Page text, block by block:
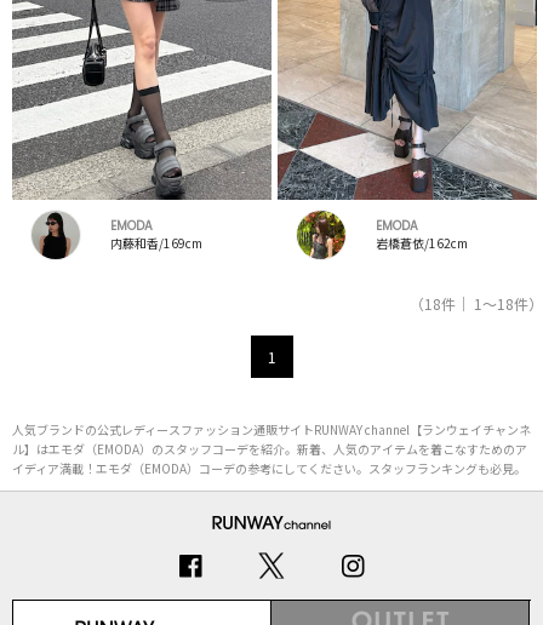
EMODA
内藤和香/169cm
EMODA
岩橋蒼依/162cm
（18件｜ 1～18件）
1
人気ブランドの公式レディースファッション通販サイトRUNWAY channel【ランウェイチャンネ
ル】はエモダ（EMODA）のスタッフコーデを紹介。新着、人気のアイテムを着こなすためのア
イディア満載！エモダ（EMODA）コーデの参考にしてください。スタッフランキングも必見。